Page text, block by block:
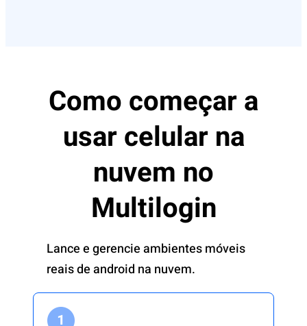
Como começar a
usar celular na
nuvem no
Multilogin
Lance e gerencie ambientes móveis
reais de android na nuvem.